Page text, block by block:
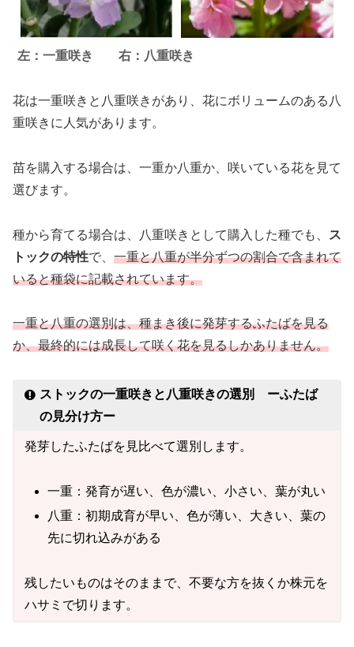
左：一重咲き 右：八重咲き
花は一重咲きと八重咲きがあり、花にボリュームのある八
重咲きに人気があります。
苗を購入する場合は、一重か八重か、咲いている花を見て
選びます。
種から育てる場合は、八重咲きとして購入した種でも、
ス
トックの特性で、 一重と八重が半分ずつの割合で含まれて
いると種袋に記載されています。
一重と八重の選別は、種まき後に発芽するふたばを見る
か、最終的には成長して咲く花を見るしかありません。
ストックの一重咲きと八重咲きの選別 ーふたば
の見分け方ー
発芽したふたばを見比べて選別します。
一重：発育が遅い、色が濃い、小さい、葉が丸い
八重：初期成育が早い、色が薄い、大きい、葉の
先に切れ込みがある
残したいものはそのままで、不要な方を抜くか株元を
ハサミで切ります。